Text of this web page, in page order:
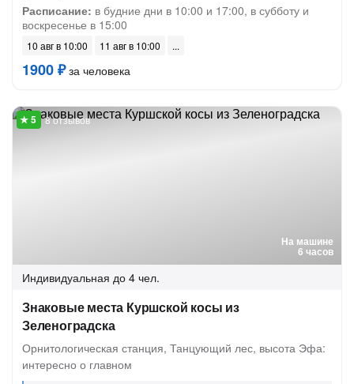
Расписание: в будние дни в 10:00 и 17:00, в субботу и
воскресенье в 15:00
10 авг в 10:00 11 авг в 10:00
1900 ₽за человека
На машине
6 часов
8 отзывов
Индивидуальная до 4 чел.
Знаковые места Куршской косы из
Зеленоградска
Орнитологическая станция, Танцующий лес, высота Эфа:
интересно о главном